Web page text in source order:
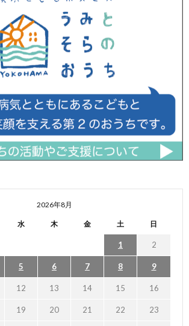
2026年8月
水 木 金 土 日
1 2
5 6 7 8 9
12 13 14 15 16
19 20 21 22 23